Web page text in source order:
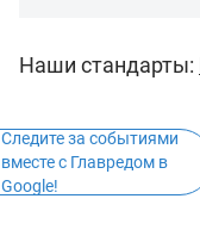
Наши стандарты:
Следите за событиями
вместе с Главредом в
Google!